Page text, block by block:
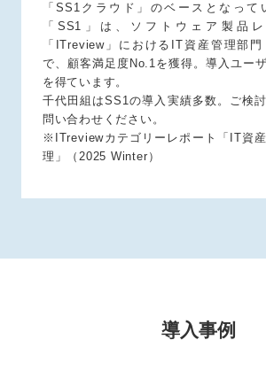
「SS1クラウド」のベースとなって
「SS1」は、ソフトウェア製品
「ITreview」におけるIT資産管理部
で、顧客満足度No.1を獲得。導入ユー
を得ています。
千代田組はSS1の導入実績多数。ご検
問い合わせください。
※ITreviewカテゴリーレポート「IT資
理」（2025 Winter）
導入事例